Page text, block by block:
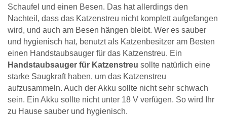
Schaufel und einen Besen. Das hat allerdings den
Nachteil, dass das Katzenstreu nicht komplett aufgefangen
wird, und auch am Besen hängen bleibt. Wer es sauber
und hygienisch hat, benutzt als Katzenbesitzer am Besten
einen Handstaubsauger für das Katzenstreu. Ein
Handstaubsauger für Katzenstreu sollte natürlich eine
starke Saugkraft haben, um das Katzenstreu
aufzusammeln. Auch der Akku sollte nicht sehr schwach
sein. Ein Akku sollte nicht unter 18 V verfügen. So wird Ihr
zu Hause sauber und hygienisch.